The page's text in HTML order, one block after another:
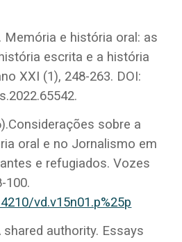
Memória e história oral: as
escrita e a história
XXI (1), 248-263. DOI:
sobre a
oral e no Jornalismo em
e refugiados. Vozes
100.
vd.v15n01.p%25p
shared authority. Essays